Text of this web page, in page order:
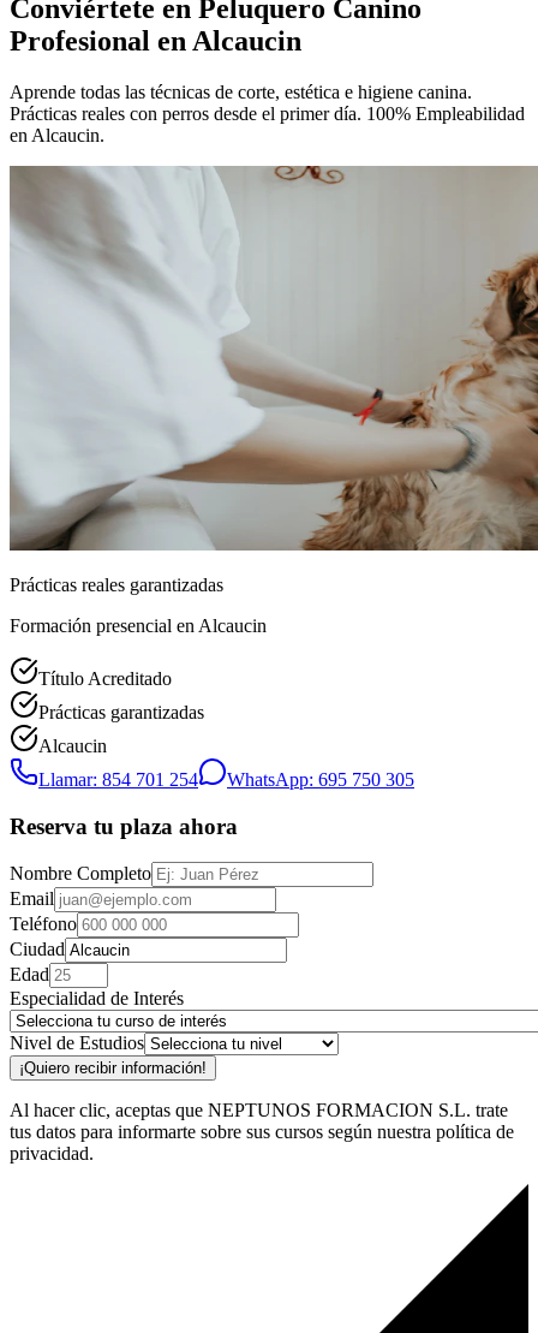
Conviértete en Peluquero Canino
Profesional en Alcaucin
Aprende todas las técnicas de corte, estética e higiene canina.
Prácticas reales con perros desde el primer día. 100% Empleabilidad
en Alcaucin.
Prácticas reales garantizadas
Formación presencial en Alcaucin
Título Acreditado
Prácticas garantizadas
Alcaucin
Llamar: 854 701 254
WhatsApp: 695 750 305
Reserva tu plaza ahora
Nombre Completo
Email
Teléfono
Ciudad
Edad
Especialidad de Interés
Nivel de Estudios
¡Quiero recibir información!
Al hacer clic, aceptas que NEPTUNOS FORMACION S.L. trate
tus datos para informarte sobre sus cursos según nuestra política de
privacidad.